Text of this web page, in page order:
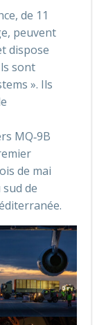
de 11
peuvent
dispose
sont
». Ils
MQ‑9B
de mai
de